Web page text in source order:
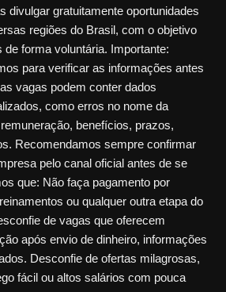
divulgar gratuitamente oportunidades
regiões do Brasil, com o objetivo
de forma voluntária. Importante:
para verificar as informações antes
vagas podem conter dados
como erros no nome da
benefícios, prazos,
Recomendamos sempre confirmar
pelo canal oficial antes de se
que: Não faça pagamento por
ou qualquer outra etapa do
de vagas que oferecem
após envio de dinheiro, informações
Desconfie de ofertas milagrosas,
fácil ou altos salários com pouca